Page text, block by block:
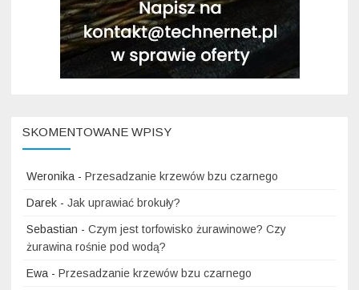
SKOMENTOWANE WPISY
Weronika - Przesadzanie krzewów bzu czarnego
Darek - Jak uprawiać brokuły?
Sebastian - Czym jest torfowisko żurawinowe? Czy
żurawina rośnie pod wodą?
Ewa - Przesadzanie krzewów bzu czarnego